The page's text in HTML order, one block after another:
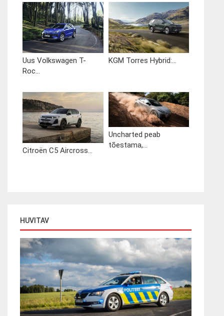
Uus Volkswagen T-
Roc...
KGM Torres Hybrid:...
Citroën C5 Aircross...
Uncharted peab
tõestama,...
HUVITAV